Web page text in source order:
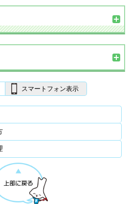
スマートフォン表示